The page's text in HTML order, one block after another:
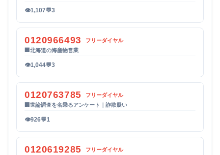
👁1,107💬3
0120966493
フリーダイヤル
北海道の海産物営業
👁1,044💬3
0120763785
フリーダイヤル
世論調査を名乗るアンケート｜詐欺疑い
👁926💬1
0120619285 フリーダイヤル